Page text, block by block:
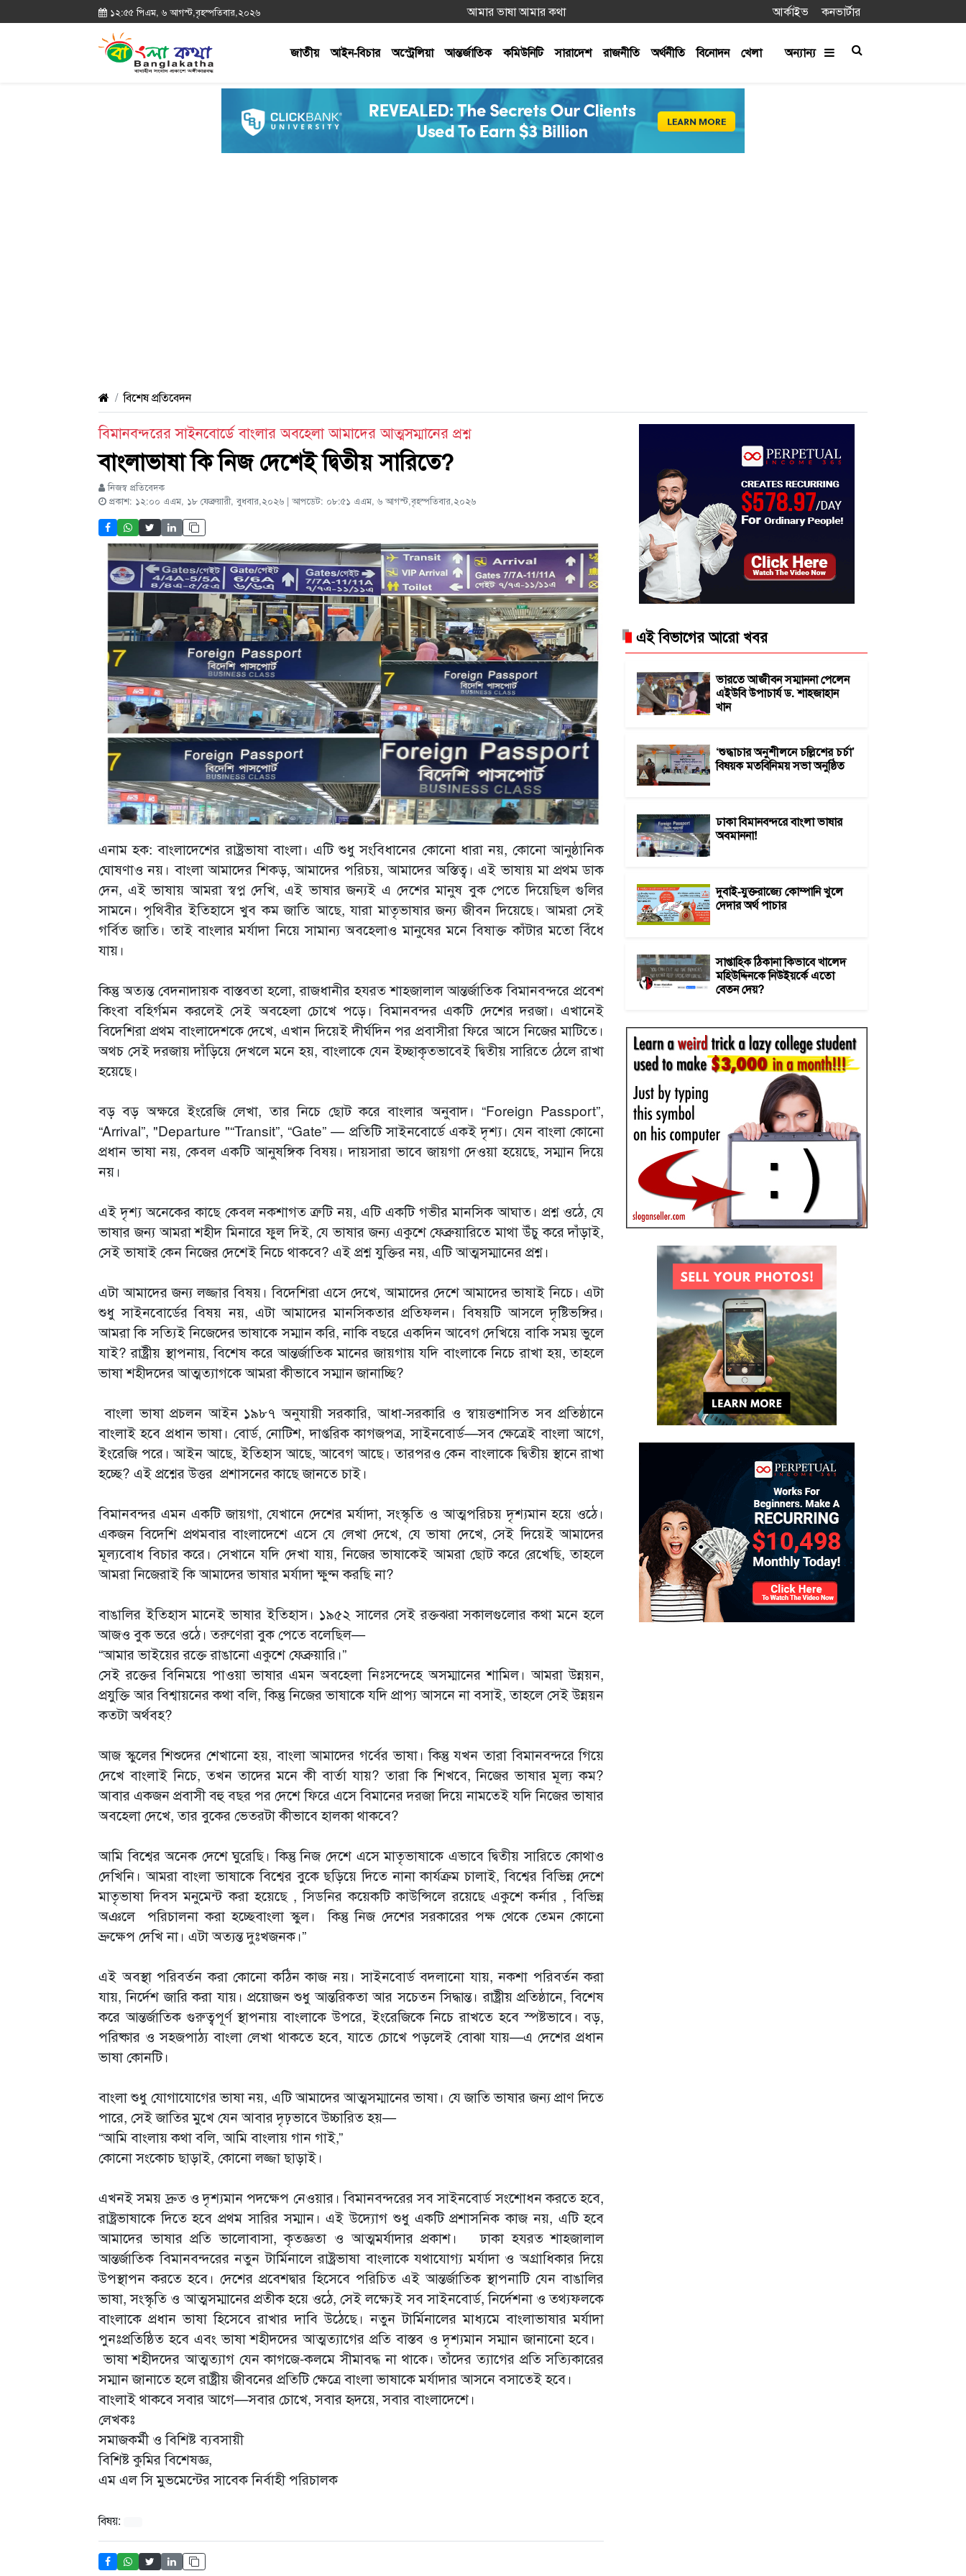
১২:৫৫ পিএম, ৬ আগস্ট,বৃহস্পতিবার,২০২৬ আমার ভাষা আমার কথা আর্কাইভ কনভার্টার
জাতীয় আইন-বিচার অস্ট্রেলিয়া আন্তর্জাতিক কমিউনিটি সারাদেশ রাজনীতি অর্থনীতি বিনোদন খেলা অন্যান্য
বিশেষ প্রতিবেদন
বিমানবন্দরের সাইনবোর্ডে বাংলার অবহেলা আমাদের আত্মসম্মানের প্রশ্ন
বাংলাভাষা কি নিজ দেশেই দ্বিতীয় সারিতে?
নিজস্ব প্রতিবেদক
প্রকাশ: ১২:০০ এএম, ১৮ ফেব্রুয়ারী, বুধবার,২০২৬ | আপডেট: ০৮:৫১ এএম, ৬ আগস্ট,বৃহস্পতিবার,২০২৬
এনাম হক: বাংলাদেশের রাষ্ট্রভাষা বাংলা। এটি শুধু সংবিধানের কোনো ধারা নয়, কোনো আনুষ্ঠানিক
ঘোষণাও নয়। বাংলা আমাদের শিকড়, আমাদের পরিচয়, আমাদের অস্তিত্ব। এই ভাষায় মা প্রথম ডাক
দেন, এই ভাষায় আমরা স্বপ্ন দেখি, এই ভাষার জন্যই এ দেশের মানুষ বুক পেতে দিয়েছিল গুলির
সামনে। পৃথিবীর ইতিহাসে খুব কম জাতি আছে, যারা মাতৃভাষার জন্য জীবন দিয়েছে। আমরা সেই
গর্বিত জাতি। তাই বাংলার মর্যাদা নিয়ে সামান্য অবহেলাও মানুষের মনে বিষাক্ত কাঁটার মতো বিঁধে
যায়।
কিন্তু অত্যন্ত বেদনাদায়ক বাস্তবতা হলো, রাজধানীর হযরত শাহজালাল আন্তর্জাতিক বিমানবন্দরে প্রবেশ
কিংবা বহির্গমন করলেই সেই অবহেলা চোখে পড়ে। বিমানবন্দর একটি দেশের দরজা। এখানেই
বিদেশিরা প্রথম বাংলাদেশকে দেখে, এখান দিয়েই দীর্ঘদিন পর প্রবাসীরা ফিরে আসে নিজের মাটিতে।
অথচ সেই দরজায় দাঁড়িয়ে দেখলে মনে হয়, বাংলাকে যেন ইচ্ছাকৃতভাবেই দ্বিতীয় সারিতে ঠেলে রাখা
হয়েছে।
বড় বড় অক্ষরে ইংরেজি লেখা, তার নিচে ছোট করে বাংলার অনুবাদ। “Foreign Passport”,
“Arrival”, "Departure "“Transit”, “Gate” — প্রতিটি সাইনবোর্ডে একই দৃশ্য। যেন বাংলা কোনো
প্রধান ভাষা নয়, কেবল একটি আনুষঙ্গিক বিষয়। দায়সারা ভাবে জায়গা দেওয়া হয়েছে, সম্মান দিয়ে
নয়।
এই দৃশ্য অনেকের কাছে কেবল নকশাগত ত্রুটি নয়, এটি একটি গভীর মানসিক আঘাত। প্রশ্ন ওঠে, যে
ভাষার জন্য আমরা শহীদ মিনারে ফুল দিই, যে ভাষার জন্য একুশে ফেব্রুয়ারিতে মাথা উঁচু করে দাঁড়াই,
সেই ভাষাই কেন নিজের দেশেই নিচে থাকবে? এই প্রশ্ন যুক্তির নয়, এটি আত্মসম্মানের প্রশ্ন।
এটা আমাদের জন্য লজ্জার বিষয়। বিদেশিরা এসে দেখে, আমাদের দেশে আমাদের ভাষাই নিচে। এটা
শুধু সাইনবোর্ডের বিষয় নয়, এটা আমাদের মানসিকতার প্রতিফলন। বিষয়টি আসলে দৃষ্টিভঙ্গির।
আমরা কি সত্যিই নিজেদের ভাষাকে সম্মান করি, নাকি বছরে একদিন আবেগ দেখিয়ে বাকি সময় ভুলে
যাই? রাষ্ট্রীয় স্থাপনায়, বিশেষ করে আন্তর্জাতিক মানের জায়গায় যদি বাংলাকে নিচে রাখা হয়, তাহলে
ভাষা শহীদদের আত্মত্যাগকে আমরা কীভাবে সম্মান জানাচ্ছি?
বাংলা ভাষা প্রচলন আইন ১৯৮৭ অনুযায়ী সরকারি, আধা-সরকারি ও স্বায়ত্তশাসিত সব প্রতিষ্ঠানে
বাংলাই হবে প্রধান ভাষা। বোর্ড, নোটিশ, দাপ্তরিক কাগজপত্র, সাইনবোর্ড—সব ক্ষেত্রেই বাংলা আগে,
ইংরেজি পরে। আইন আছে, ইতিহাস আছে, আবেগ আছে। তারপরও কেন বাংলাকে দ্বিতীয় স্থানে রাখা
হচ্ছে? এই প্রশ্নের উত্তর প্রশাসনের কাছে জানতে চাই।
বিমানবন্দর এমন একটি জায়গা, যেখানে দেশের মর্যাদা, সংস্কৃতি ও আত্মপরিচয় দৃশ্যমান হয়ে ওঠে।
একজন বিদেশি প্রথমবার বাংলাদেশে এসে যে লেখা দেখে, যে ভাষা দেখে, সেই দিয়েই আমাদের
মূল্যবোধ বিচার করে। সেখানে যদি দেখা যায়, নিজের ভাষাকেই আমরা ছোট করে রেখেছি, তাহলে
আমরা নিজেরাই কি আমাদের ভাষার মর্যাদা ক্ষুণ্ন করছি না?
বাঙালির ইতিহাস মানেই ভাষার ইতিহাস। ১৯৫২ সালের সেই রক্তঝরা সকালগুলোর কথা মনে হলে
আজও বুক ভরে ওঠে। তরুণেরা বুক পেতে বলেছিল—
“আমার ভাইয়ের রক্তে রাঙানো একুশে ফেব্রুয়ারি।”
সেই রক্তের বিনিময়ে পাওয়া ভাষার এমন অবহেলা নিঃসন্দেহে অসম্মানের শামিল। আমরা উন্নয়ন,
প্রযুক্তি আর বিশ্বায়নের কথা বলি, কিন্তু নিজের ভাষাকে যদি প্রাপ্য আসনে না বসাই, তাহলে সেই উন্নয়ন
কতটা অর্থবহ?
আজ স্কুলের শিশুদের শেখানো হয়, বাংলা আমাদের গর্বের ভাষা। কিন্তু যখন তারা বিমানবন্দরে গিয়ে
দেখে বাংলাই নিচে, তখন তাদের মনে কী বার্তা যায়? তারা কি শিখবে, নিজের ভাষার মূল্য কম?
আবার একজন প্রবাসী বহু বছর পর দেশে ফিরে এসে বিমানের দরজা দিয়ে নামতেই যদি নিজের ভাষার
অবহেলা দেখে, তার বুকের ভেতরটা কীভাবে হালকা থাকবে?
আমি বিশ্বের অনেক দেশে ঘুরেছি। কিন্তু নিজ দেশে এসে মাতৃভাষাকে এভাবে দ্বিতীয় সারিতে কোথাও
দেখিনি। আমরা বাংলা ভাষাকে বিশ্বের বুকে ছড়িয়ে দিতে নানা কার্যক্রম চালাই, বিশ্বের বিভিন্ন দেশে
মাতৃভাষা দিবস মনুমেন্ট করা হয়েছে , সিডনির কয়েকটি কাউন্সিলে রয়েছে একুশে কর্নার , বিভিন্ন
অঞলে পরিচালনা করা হচ্ছেবাংলা স্কুল। কিন্তু নিজ দেশের সরকারের পক্ষ থেকে তেমন কোনো
ভ্রুক্ষেপ দেখি না। এটা অত্যন্ত দুঃখজনক।”
এই অবস্থা পরিবর্তন করা কোনো কঠিন কাজ নয়। সাইনবোর্ড বদলানো যায়, নকশা পরিবর্তন করা
যায়, নির্দেশ জারি করা যায়। প্রয়োজন শুধু আন্তরিকতা আর সচেতন সিদ্ধান্ত। রাষ্ট্রীয় প্রতিষ্ঠানে, বিশেষ
করে আন্তর্জাতিক গুরুত্বপূর্ণ স্থাপনায় বাংলাকে উপরে, ইংরেজিকে নিচে রাখতে হবে স্পষ্টভাবে। বড়,
পরিষ্কার ও সহজপাঠ্য বাংলা লেখা থাকতে হবে, যাতে চোখে পড়লেই বোঝা যায়—এ দেশের প্রধান
ভাষা কোনটি।
বাংলা শুধু যোগাযোগের ভাষা নয়, এটি আমাদের আত্মসম্মানের ভাষা। যে জাতি ভাষার জন্য প্রাণ দিতে
পারে, সেই জাতির মুখে যেন আবার দৃঢ়ভাবে উচ্চারিত হয়—
“আমি বাংলায় কথা বলি, আমি বাংলায় গান গাই,”
কোনো সংকোচ ছাড়াই, কোনো লজ্জা ছাড়াই।
এখনই সময় দ্রুত ও দৃশ্যমান পদক্ষেপ নেওয়ার। বিমানবন্দরের সব সাইনবোর্ড সংশোধন করতে হবে,
রাষ্ট্রভাষাকে দিতে হবে প্রথম সারির সম্মান। এই উদ্যোগ শুধু একটি প্রশাসনিক কাজ নয়, এটি হবে
আমাদের ভাষার প্রতি ভালোবাসা, কৃতজ্ঞতা ও আত্মমর্যাদার প্রকাশ। ঢাকা হযরত শাহজালাল
আন্তর্জাতিক বিমানবন্দরের নতুন টার্মিনালে রাষ্ট্রভাষা বাংলাকে যথাযোগ্য মর্যাদা ও অগ্রাধিকার দিয়ে
উপস্থাপন করতে হবে। দেশের প্রবেশদ্বার হিসেবে পরিচিত এই আন্তর্জাতিক স্থাপনাটি যেন বাঙালির
ভাষা, সংস্কৃতি ও আত্মসম্মানের প্রতীক হয়ে ওঠে, সেই লক্ষ্যেই সব সাইনবোর্ড, নির্দেশনা ও তথ্যফলকে
বাংলাকে প্রধান ভাষা হিসেবে রাখার দাবি উঠেছে। নতুন টার্মিনালের মাধ্যমে বাংলাভাষার মর্যাদা
পুনঃপ্রতিষ্ঠিত হবে এবং ভাষা শহীদদের আত্মত্যাগের প্রতি বাস্তব ও দৃশ্যমান সম্মান জানানো হবে।
ভাষা শহীদদের আত্মত্যাগ যেন কাগজে-কলমে সীমাবদ্ধ না থাকে। তাঁদের ত্যাগের প্রতি সত্যিকারের
সম্মান জানাতে হলে রাষ্ট্রীয় জীবনের প্রতিটি ক্ষেত্রে বাংলা ভাষাকে মর্যাদার আসনে বসাতেই হবে।
বাংলাই থাকবে সবার আগে—সবার চোখে, সবার হৃদয়ে, সবার বাংলাদেশে।
লেখকঃ
সমাজকর্মী ও বিশিষ্ট ব্যবসায়ী
বিশিষ্ট কুমির বিশেষজ্ঞ,
এম এল সি মুভমেন্টের সাবেক নির্বাহী পরিচালক
বিষয়:
এই বিভাগের আরো খবর
ভারতে আজীবন সম্মাননা পেলেন
এইউবি উপাচার্য ড. শাহজাহান
খান
‘শুদ্ধাচার অনুশীলনে চল্লিশের চর্চা’
বিষয়ক মতবিনিময় সভা অনুষ্ঠিত
ঢাকা বিমানবন্দরে বাংলা ভাষার
অবমাননা!
দুবাই-যুক্তরাজ্যে কোম্পানি খুলে
দেদার অর্থ পাচার
সাপ্তাহিক ঠিকানা কিভাবে খালেদ
মহিউদ্দিনকে নিউইয়র্কে এতো
বেতন দেয়?